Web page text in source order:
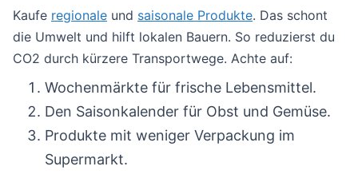
Kaufe regionale und saisonale Produkte. Das schont
die Umwelt und hilft lokalen Bauern. So reduzierst du
CO2 durch kürzere Transportwege. Achte auf:
Wochenmärkte für frische Lebensmittel.
Den Saisonkalender für Obst und Gemüse.
Produkte mit weniger Verpackung im
Supermarkt.